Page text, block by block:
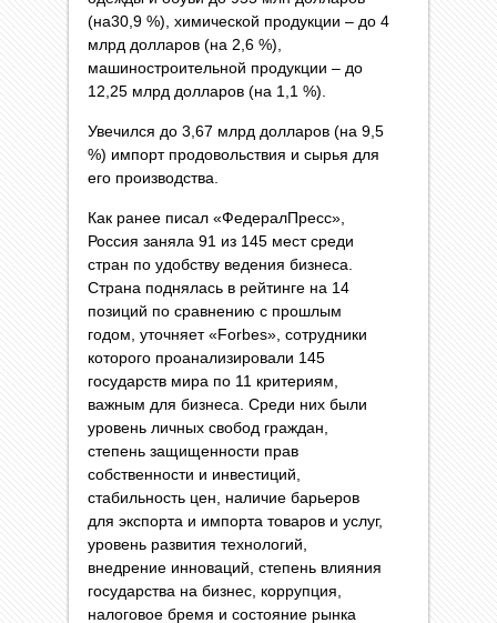
(на30,9 %), химической продукции – до 4
млрд долларов (на 2,6 %),
машиностроительной продукции – до
12,25 млрд долларов (на 1,1 %).
Увечился до 3,67 млрд долларов (на 9,5
%) импорт продовольствия и сырья для
его производства.
Как ранее писал «ФедералПресс»,
Россия заняла 91 из 145 мест среди
стран по удобству ведения бизнеса.
Страна поднялась в рейтинге на 14
позиций по сравнению с прошлым
годом, уточняет «Forbes», сотрудники
которого проанализировали 145
государств мира по 11 критериям,
важным для бизнеса. Среди них были
уровень личных свобод граждан,
степень защищенности прав
собственности и инвестиций,
стабильность цен, наличие барьеров
для экспорта и импорта товаров и услуг,
уровень развития технологий,
внедрение инноваций, степень влияния
государства на бизнес, коррупция,
налоговое бремя и состояние рынка